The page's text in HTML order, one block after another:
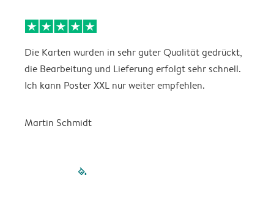
Die Karten wurden in sehr guter Qualität gedrückt,
die Bearbeitung und Lieferung erfolgt sehr schnell.
Ich kann Poster XXL nur weiter empfehlen.
Martin Schmidt
filled-pagination